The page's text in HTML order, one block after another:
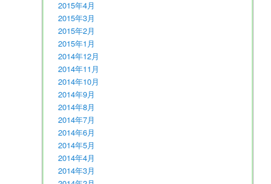
2015年4月
2015年3月
2015年2月
2015年1月
2014年12月
2014年11月
2014年10月
2014年9月
2014年8月
2014年7月
2014年6月
2014年5月
2014年4月
2014年3月